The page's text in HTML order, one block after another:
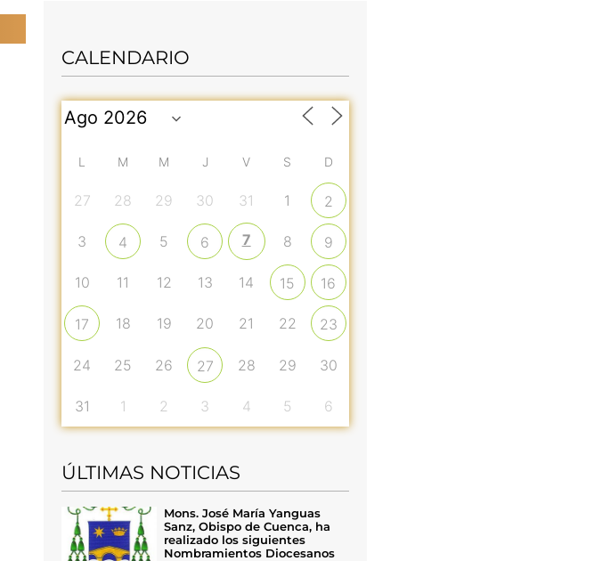
CALENDARIO
L M M J V S D
27 28 29 30 31 1 2
3 4 5 6 7 8 9
10 11 12 13 14 15 16
17 18 19 20 21 22 23
24 25 26 27 28 29 30
31 1 2 3 4 5 6
ÚLTIMAS NOTICIAS
Mons. José María Yanguas
Sanz, Obispo de Cuenca, ha
realizado los siguientes
Nombramientos Diocesanos